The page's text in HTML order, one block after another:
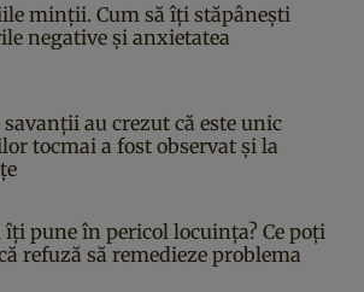
minții. Cum să îți stăpânești
negative și anxietatea
savanții au crezut că este unic
tocmai a fost observat și la
îți pune în pericol locuința? Ce poți
refuză să remedieze problema